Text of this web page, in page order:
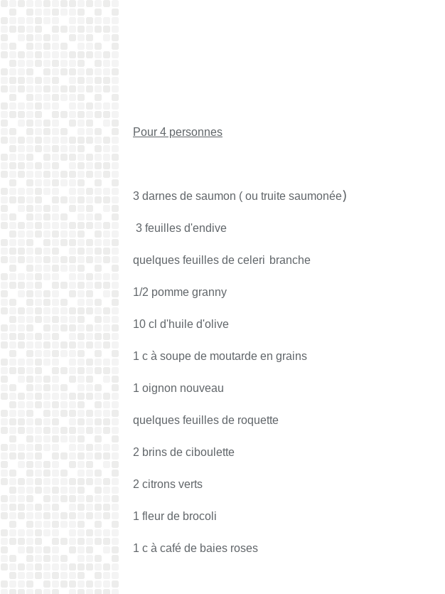
Pour 4 personnes
3 darnes de saumon ( ou truite saumonée)
3 feuilles d'endive
quelques feuilles de celeri branche
1/2 pomme granny
10 cl d'huile d'olive
1 c à soupe de moutarde en grains
1 oignon nouveau
quelques feuilles de roquette
2 brins de ciboulette
2 citrons verts
1 fleur de brocoli
1 c à café de baies roses